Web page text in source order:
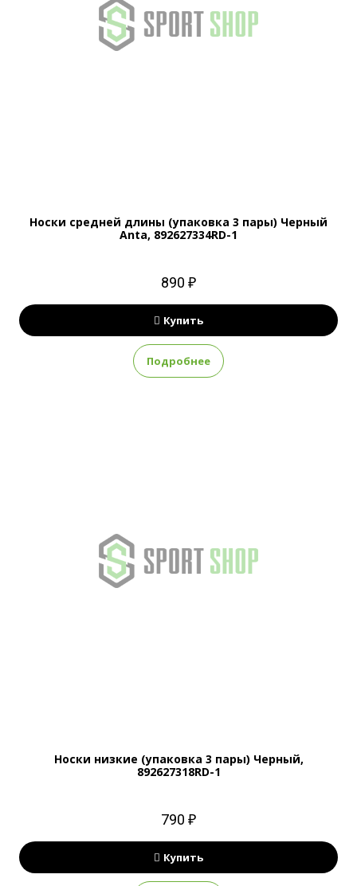
Носки средней длины (упаковка 3 пары) Черный
Anta, 892627334RD-1
890 ₽
Купить
Подробнее
Носки низкие (упаковка 3 пары) Черный,
892627318RD-1
790 ₽
Купить